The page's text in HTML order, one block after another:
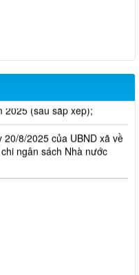
7/2025 của UBND xã về
2025 (sau sắp xếp);
8/2025 của UBND xã về
ngân sách Nhà nước